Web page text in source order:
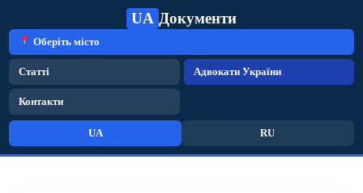
UA Документи
Оберіть місто
Статті Адвокати України
Контакти
UA RU